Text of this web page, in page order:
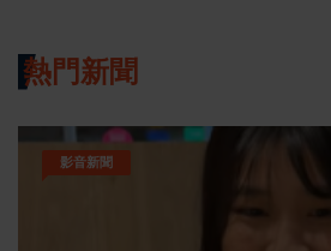
熱門新聞
影音新聞